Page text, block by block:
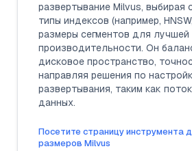
развертывание Milvus, выбирая
типы индексов (например,
размеры сегментов для лучшей
производительности. Он
дисковое пространство,
направляя решения по
развертывания, таким как
данных.
Посетите страницу инструмента
размеров Milvus